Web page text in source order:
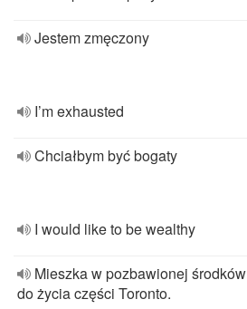
Jestem zmęczony
I’m exhausted
Chciałbym być bogaty
I would like to be wealthy
Mieszka w pozbawionej środków
do życia części Toronto.